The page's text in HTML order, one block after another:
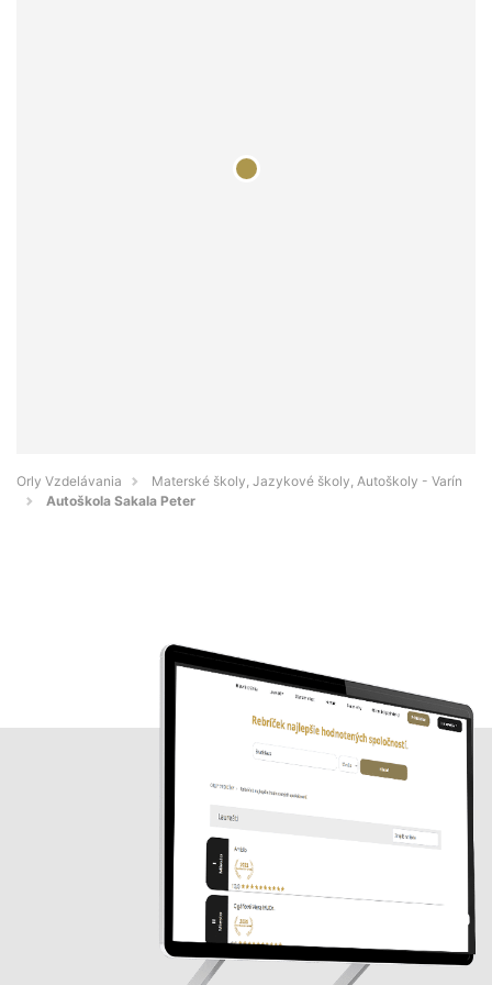
Orly Vzdelávania
Materské školy, Jazykové školy, Autoškoly - Varín
Autoškola Sakala Peter